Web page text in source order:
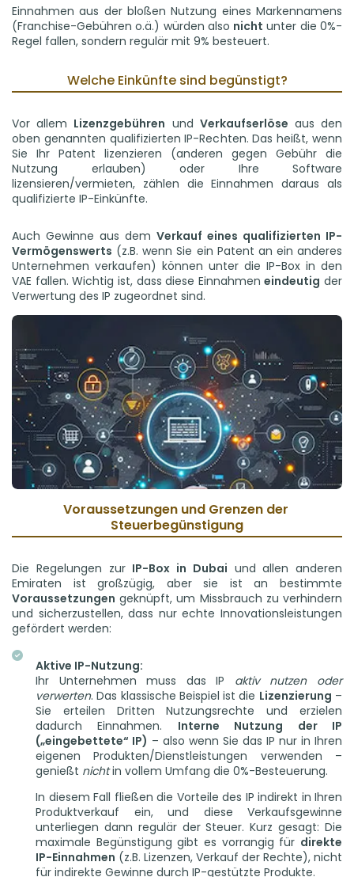
Einnahmen aus der bloßen Nutzung eines Markennamens
(Franchise-Gebühren o.ä.) würden also nicht unter die 0%-
Regel fallen, sondern regulär mit 9% besteuert.
Welche Einkünfte sind begünstigt?
Vor allem Lizenzgebühren und Verkaufserlöse aus den
oben genannten qualifizierten IP-Rechten. Das heißt, wenn
Sie Ihr Patent lizenzieren (anderen gegen Gebühr die
Nutzung erlauben) oder Ihre Software
lizensieren/vermieten, zählen die Einnahmen daraus als
qualifizierte IP-Einkünfte.
Auch Gewinne aus dem Verkauf eines qualifizierten IP-
Vermögenswerts (z.B. wenn Sie ein Patent an ein anderes
Unternehmen verkaufen) können unter die IP-Box in den
VAE fallen. Wichtig ist, dass diese Einnahmeneindeutig der
Verwertung des IP zugeordnet sind.
Voraussetzungen und Grenzen der
Steuerbegünstigung
Die Regelungen zur IP-Box in Dubai und allen anderen
Emiraten ist großzügig, aber sie ist an bestimmte
Voraussetzungen geknüpft, um Missbrauch zu verhindern
und sicherzustellen, dass nur echte Innovationsleistungen
gefördert werden:
Aktive IP-Nutzung:
Ihr Unternehmen muss das IP aktiv nutzen oder
verwerten. Das klassische Beispiel ist die Lizenzierung –
Sie erteilen Dritten Nutzungsrechte und erzielen
dadurch Einnahmen. Interne Nutzung der IP
(„eingebettete“ IP) – also wenn Sie das IP nur in Ihren
eigenen Produkten/Dienstleistungen verwenden –
genießt nichtin vollem Umfang die 0%-Besteuerung.
In diesem Fall fließen die Vorteile des IP indirekt in Ihren
Produktverkauf ein, und diese Verkaufsgewinne
unterliegen dann regulär der Steuer. Kurz gesagt: Die
maximale Begünstigung gibt es vorrangig für direkte
IP-Einnahmen (z.B. Lizenzen, Verkauf der Rechte), nicht
für indirekte Gewinne durch IP-gestützte Produkte.